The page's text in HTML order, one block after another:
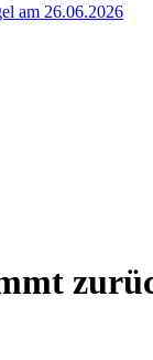
am 26.06.2026